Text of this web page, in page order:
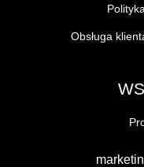
Obsługa